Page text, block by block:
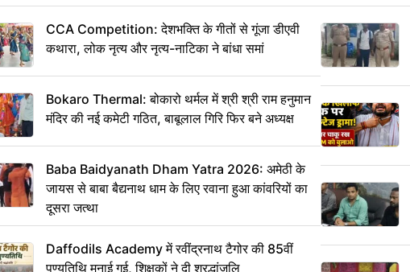
CCA Competition: देशभक्ति के गीतों से गूंजा डीएवी
कथारा, लोक नृत्य और नृत्य-नाटिका ने बांधा समां
Bokaro Thermal: बोकारो थर्मल में श्री श्री राम हनुमान
मंदिर की नई कमेटी गठित, बाबूलाल गिरि फिर बने अध्यक्ष
Baba Baidyanath Dham Yatra 2026: अमेठी के
जायस से बाबा बैद्यनाथ धाम के लिए रवाना हुआ कांवरियों का
दूसरा जत्था
Daffodils Academy में रवींद्रनाथ टैगोर की 85वीं
पुण्यतिथि मनाई गई, शिक्षकों ने दी श्रद्धांजलि